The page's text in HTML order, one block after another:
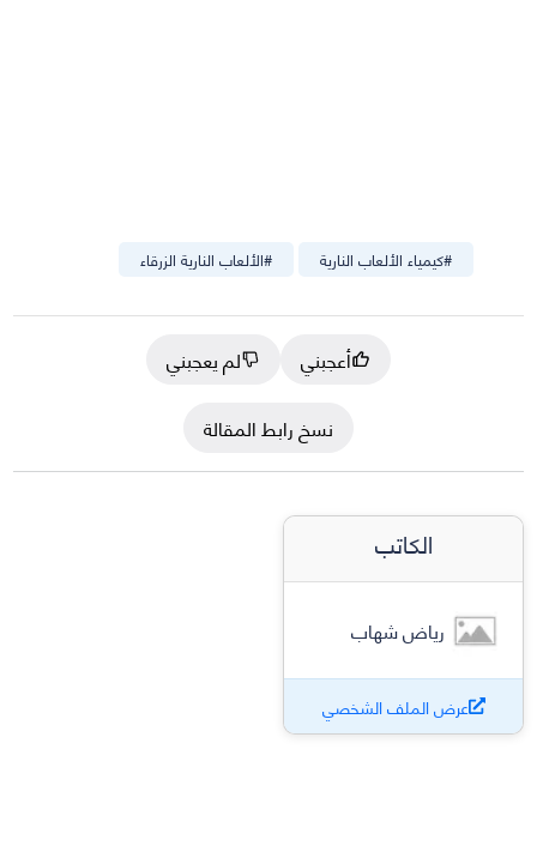
#الألعاب النارية الزرقاء #كيمياء الألعاب النارية
أعجبني
لم يعجبني
نسخ رابط المقالة
الكاتب
رياض شهاب
عرض الملف الشخصي